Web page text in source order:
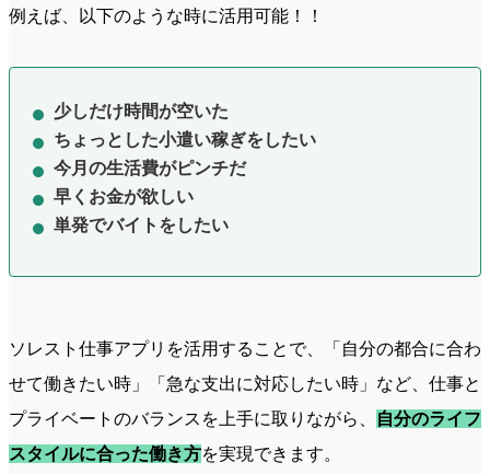
例えば、以下のような時に活用可能！！
少しだけ時間が空いた
ちょっとした小遣い稼ぎをしたい
今月の生活費がピンチだ
早くお金が欲しい
単発でバイトをしたい
ソレスト仕事アプリを活用することで、「自分の都合に合わ
せて働きたい時」「急な支出に対応したい時」など、仕事と
プライベートのバランスを上手に取りながら、
自分のライフ
スタイルに合った働き方を実現できます。